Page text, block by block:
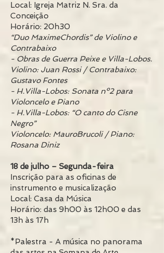
Local: Igreja Matriz N. Sra. da
Conceição
Horário: 20h30
“Duo MaximeChordis” de Violino e
Contrabaixo
- Obras de Guerra Peixe e Villa-Lobos.
Violino: Juan Rossi / Contrabaixo:
Gustavo Fontes
- H.Villa-Lobos: Sonata nº2 para
Violoncelo e Piano
- H.Villa-Lobos: “O canto do Cisne
Negro”
Violoncelo: MauroBrucoli / Piano:
Rosana Diniz
18 de julho – Segunda-feira
Inscrição para as oficinas de
instrumento e musicalização
Local: Casa da Música
Horário: das 9h00 às 12h00 e das
13h às 17h
*Palestra - A música no panorama